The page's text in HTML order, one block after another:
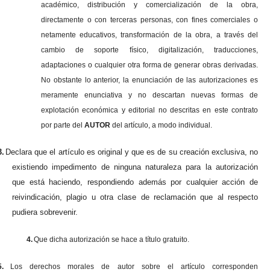
académico, distribución y comercialización de la obra,
directamente o con terceras personas, con fines comerciales o
netamente educativos, transformación de la obra, a través del
cambio de soporte físico, digitalización, traducciones,
adaptaciones o cualquier otra forma de generar obras derivadas.
No obstante lo anterior, la enunciación de las autorizaciones es
meramente enunciativa y no descartan nuevas formas de
explotación económica y editorial no descritas en este contrato
por parte del AUTORdel artículo, a modo individual.
Declara que el artículo es original y que es de su creación exclusiva, no
existiendo impedimento de ninguna naturaleza para la autorización
que está haciendo, respondiendo además por cualquier acción de
reivindicación, plagio u otra clase de reclamación que al respecto
pudiera sobrevenir.
4.Que dicha autorización se hace a título gratuito.
Los derechos morales de autor sobre el artículo corresponden